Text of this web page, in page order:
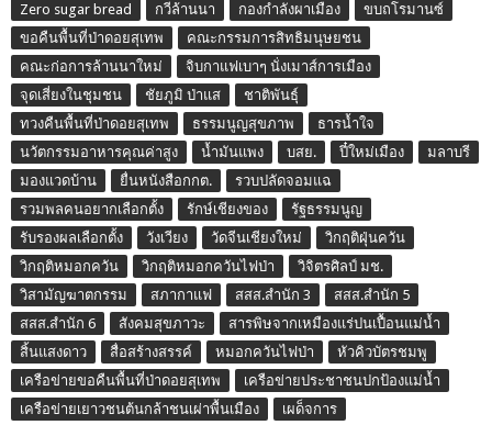
Zero sugar bread
กวีล้านนา กองกำลังผาเมือง
ขบถโรมานซ์
ขอคืนพื้นที่ป่าดอยสุเทพ
คณะกรรมการสิทธิมนุษยชน
คณะก่อการล้านนาใหม่
จิบกาแฟเบาๆ นั่งเมาส์การเมือง
จุดเสี่ยงในชุมชน
ชัยภูมิ ป่าแส
ชาติพันธุ์
ทวงคืนพื้นที่ป่าดอยสุเทพ
ธรรมนูญสุขภาพ
ธารน้ำใจ
นวัตกรรมอาหารคุณค่าสูง
น้ำมันแพง บสย. ปี๋ใหม่เมือง
มลาบรี
มองแวดบ้าน
ยื่นหนังสือกกต.
รวบปลัดจอมแฉ
รวมพลคนอยากเลือกตั้ง
รักษ์เชียงของ
รัฐธรรมนูญ
รับรองผลเลือกตั้ง
วังเวียง วัดจีนเชียงใหม่
วิกฤติฝุ่นควัน
วิกฤติหมอกควัน
วิกฤติหมอกควันไฟป่า
วิจิตรศิลป์ มช.
วิสามัญฆาตกรรม
สภากาแฟ สสส.สำนัก 3
สสส.สำนัก 5
สสส.สำนัก 6
สังคมสุขภาวะ
สารพิษจากเหมืองแร่ปนเปื้อนแม่น้ำ
สิ้นแสงดาว
สื่อสร้างสรรค์ หมอกควันไฟป่า
หัวคิวบัตรชมพู
เครือข่ายขอคืนพื้นที่ป่าดอยสุเทพ
เครือข่ายประชาชนปกป้องแม่น้ำ
เครือข่ายเยาวชนต้นกล้าชนเผ่าพื้นเมือง
เผด็จการ